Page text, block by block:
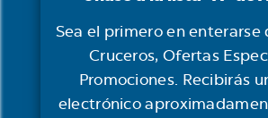
Sea el primero en enterarse
Cruceros, Ofertas
Promociones. Recibirás
electrónico